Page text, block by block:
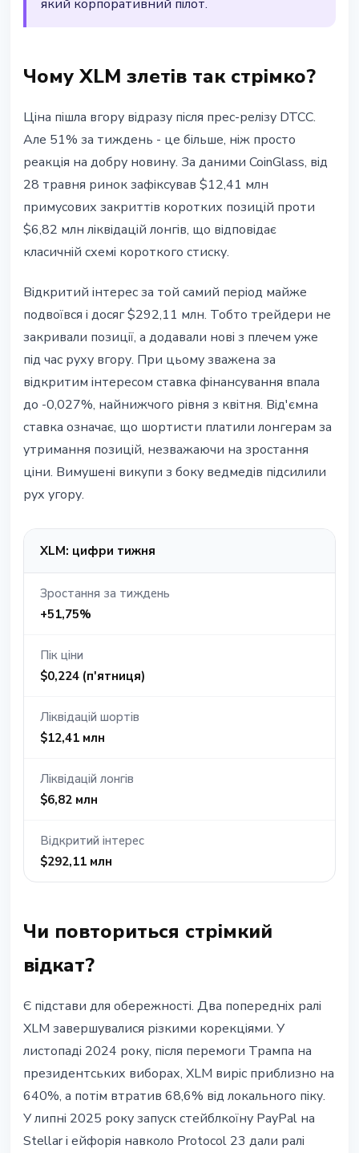
який корпоративний пілот.
Чому XLM злетів так стрімко?
Ціна пішла вгору відразу після прес-релізу DTCC.
Але 51% за тиждень - це більше, ніж просто
реакція на добру новину. За даними CoinGlass, від
28 травня ринок зафіксував $12,41 млн
примусових закриттів коротких позицій проти
$6,82 млн ліквідацій лонгів, що відповідає
класичній схемі короткого стиску.
Відкритий інтерес за той самий період майже
подвоївся і досяг $292,11 млн. Тобто трейдери не
закривали позиції, а додавали нові з плечем уже
під час руху вгору. При цьому зважена за
відкритим інтересом ставка фінансування впала
до -0,027%, найнижчого рівня з квітня. Від'ємна
ставка означає, що шортисти платили лонгерам за
утримання позицій, незважаючи на зростання
ціни. Вимушені викупи з боку ведмедів підсилили
рух угору.
XLM: цифри тижня
Зростання за тиждень
+51,75%
Пік ціни
$0,224 (п'ятниця)
Ліквідацій шортів
$12,41 млн
Ліквідацій лонгів
$6,82 млн
Відкритий інтерес
$292,11 млн
Чи повториться стрімкий
відкат?
Є підстави для обережності. Два попередніх ралі
XLM завершувалися різкими корекціями. У
листопаді 2024 року, після перемоги Трампа на
президентських виборах, XLM виріс приблизно на
640%, а потім втратив 68,6% від локального піку.
У липні 2025 року запуск стейблкоїну PayPal на
Stellar і ейфорія навколо Protocol 23 дали ралі